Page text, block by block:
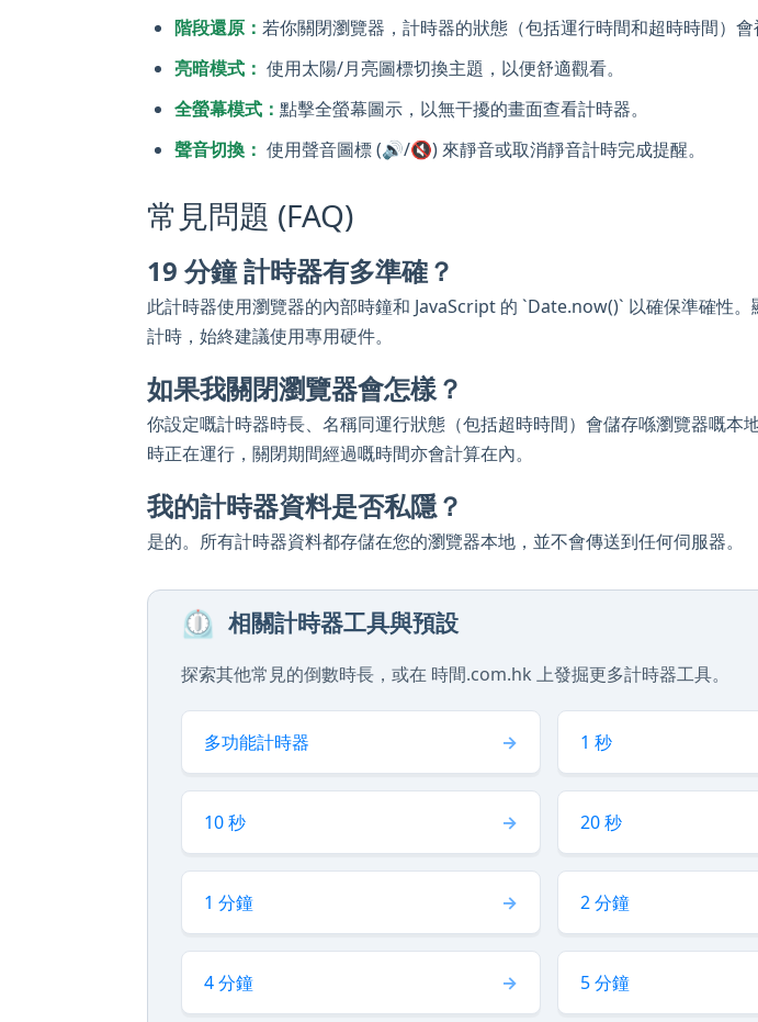
階段還原： 若你關閉瀏覽器，計時器的狀態（包括運行時間和超時時間）
亮暗模式： 使用太陽/月亮圖標切換主題，以便舒適觀看。
全螢幕模式： 點擊全螢幕圖示，以無干擾的畫面查看計時器。
聲音切換： 使用聲音圖標 (🔊/🔇) 來靜音或取消靜音計時完成提醒。
常見問題 (FAQ)
19 分鐘 計時器有多準確？
此計時器使用瀏覽器的內部時鐘和 JavaScript 的 `Date.now()` 以確保準確性
計時，始終建議使用專用硬件。
如果我關閉瀏覽器會怎樣？
你設定嘅計時器時長、名稱同運行狀態（包括超時時間）會儲存喺瀏覽器嘅
時正在運行，關閉期間經過嘅時間亦會計算在內。
我的計時器資料是否私隱？
是的。所有計時器資料都存儲在您的瀏覽器本地，並不會傳送到任何伺服器。
⏲️ 相關計時器工具與預設
探索其他常見的倒數時長，或在 時間.com.hk 上發掘更多計時器工具。
多功能計時器 1 秒
10 秒 20 秒
1 分鐘 2 分鐘
4 分鐘 5 分鐘